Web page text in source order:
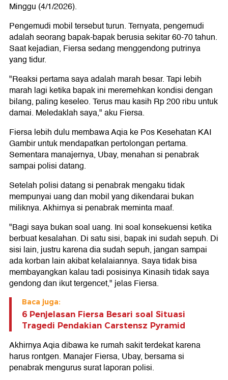
Minggu (4/1/2026).
Pengemudi mobil tersebut turun. Ternyata, pengemudi
adalah seorang bapak-bapak berusia sekitar 60-70 tahun.
Saat kejadian, Fiersa sedang menggendong putrinya
yang tidur.
"Reaksi pertama saya adalah marah besar. Tapi lebih
marah lagi ketika bapak ini meremehkan kondisi dengan
bilang, paling keseleo. Terus mau kasih Rp 200 ribu untuk
damai. Meledaklah saya," aku Fiersa.
Fiersa lebih dulu membawa Aqia ke Pos Kesehatan KAI
Gambir untuk mendapatkan pertolongan pertama.
Sementara manajernya, Ubay, menahan si penabrak
sampai polisi datang.
Setelah polisi datang si penabrak mengaku tidak
mempunyai uang dan mobil yang dikendarai bukan
miliknya. Akhirnya si penabrak meminta maaf.
"Bagi saya bukan soal uang. Ini soal konsekuensi ketika
berbuat kesalahan. Di satu sisi, bapak ini sudah sepuh. Di
sisi lain, justru karena dia sudah sepuh, jangan sampai
ada korban lain akibat kelalaiannya. Saya tidak bisa
membayangkan kalau tadi posisinya Kinasih tidak saya
gendong dan ikut tergencet," jelas Fiersa.
Baca juga:
6 Penjelasan Fiersa Besari soal Situasi
Tragedi Pendakian Carstensz Pyramid
Akhirnya Aqia dibawa ke rumah sakit terdekat karena
harus rontgen. Manajer Fiersa, Ubay, bersama si
penabrak mengurus surat laporan polisi.